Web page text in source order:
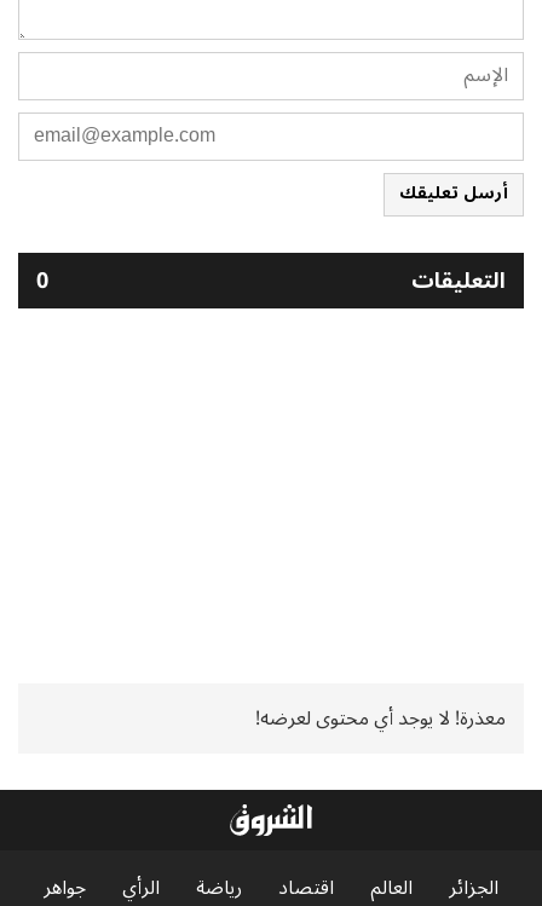
أرسل تعليقك
التعليقات 0
معذرة! لا يوجد أي محتوى لعرضه!
الجزائر العالم اقتصاد رياضة الرأي جواهر